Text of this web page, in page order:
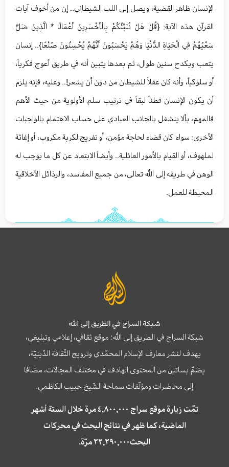
الإنسان ظاهر القضية، ويصل إلى اللب الشيطاني.. إن من أخوف آيات
القرآن هذه الآية: {قُلْ هَلْ نُنَبِّئُكُمْ بِالْأَخْسَرِينَ أَعْمَالًا * الَّذِينَ ضَلَّ
سَعْيُهُمْ فِي الْحَيَاةِ الدُّنْيَا وَهُمْ يَحْسَبُونَ أَنَّهُمْ يُحْسِنُونَ صُنْعًا}.. إنسان
يتعب ويكدح سنين طوال، ثم بعدها يتبين أنه في طريق أعوج فكرياً،
أو سلوكياً، وأنه كان عقلاً للشيطان من دون أن يشعر!.. وعليه، فإنه يلزم
أن يكون الإنسان فطناً لبقاً في ترتيب سلم الأولوية من حيث الأهم
فالمهم، بألا ينشغل بالجانب العبادي على حساب الاهتمام بالواجبات
الأخرى: سواء كان قضاء لحاجة مؤمن، أو تفريج لكربة مكروب، أو إغاثة
لملهوف، أو القيام بالأمور العائلية.. وأيضاً الابتعاد عن كل ما يوجب له
الوهن في طريقه إلى الله تعالى، من جميع المفاسد، والرذائل الأخلاقية
المحبطة للعمل.
شبكة السراج في الطريق إلى الله
شبكة السراج في الطريق إلى الله؛ موقع ثقافي، إعلامي وتبليغي،
يهدف لنشر معارف الإسلام المحمّدي وترويج الثّقافة الدّينيّة،
يضمّ بساتين من المحتوى الهادف في مختلف المجالات، مضافا
إلى محاضرات ومؤلّفات سماحة الشّيخ حبيب الكاظمي.
تمّت زيارة موقع سراج ٤,٨٠٠,٠٠٠ مرة خلال الستة أشهر
الماضية، كما ظهر في نتائج البحث في محركات
البحث٢٢,٢٩٠,٠٠٠ مرّة.